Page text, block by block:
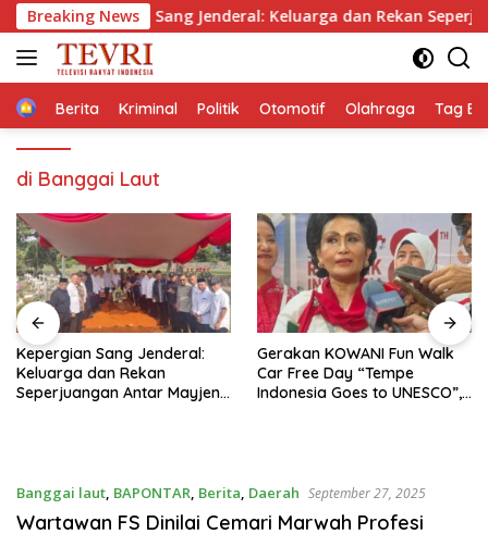
Langsung
ke
konten
Breaking News
Kepergian Sang Jenderal: Keluarga dan Rekan
HomeBerita Kriminal Politik Otomotif Olahraga Tag
di Banggai Laut
Gerakan KOWANI Fun Walk
Car Free Day “Tempe
Indonesia Goes to UNESCO”,
KONGRES Wanita
(Kowani) Memperkuat
Gerakan ‘Tempe Indonesia
Banggai laut, BAPONTAR, Berita, Daerah September 27, 2025
Wartawan FS Dinilai Cemari Marwah Profesi